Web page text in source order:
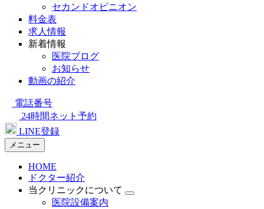
セカンドオピニオン
料金表
求人情報
新着情報
医院ブログ
お知らせ
動画の紹介
電話番号
24時間ネット予約
LINE登録
メニュー
HOME
ドクター紹介
当クリニックについて
医院設備案内